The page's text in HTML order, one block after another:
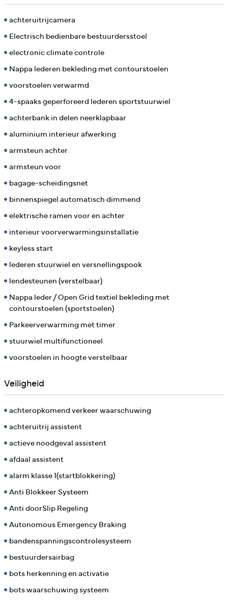
achteruitrijcamera
Electrisch bedienbare bestuurdersstoel
electronic climate controle
Nappa lederen bekleding met contourstoelen
voorstoelen verwarmd
4-spaaks geperforeerd lederen sportstuurwiel
achterbank in delen neerklapbaar
aluminium interieur afwerking
armsteun achter
armsteun voor
bagage-scheidingsnet
binnenspiegel automatisch dimmend
elektrische ramen voor en achter
interieur voorverwarmingsinstallatie
keyless start
lederen stuurwiel en versnellingspook
lendesteunen (verstelbaar)
Nappa leder / Open Grid textiel bekleding met
contourstoelen (sportstoelen)
Parkeerverwarming met timer
stuurwiel multifunctioneel
voorstoelen in hoogte verstelbaar
Veiligheid
achteropkomend verkeer waarschuwing
achteruitrij assistent
actieve noodgeval assistent
afdaal assistent
alarm klasse 1(startblokkering)
Anti Blokkeer Systeem
Anti doorSlip Regeling
Autonomous Emergency Braking
bandenspanningscontrolesysteem
bestuurdersairbag
bots herkenning en activatie
bots waarschuwing systeem